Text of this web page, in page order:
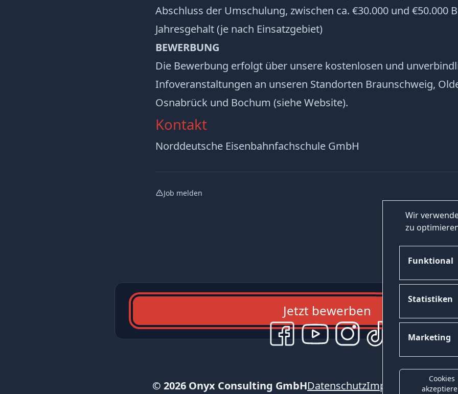
Wir
zu
Funktional
Statistiken
Marketing
Cookies
Abschluss der Umschulung, zwischen ca. €30.000 und €50.000
Jahresgehalt (je nach Einsatzgebiet)
BEWERBUNG
Die Bewerbung erfolgt über unsere kostenlosen und
Infoveranstaltungen an unseren Standorten Braunschweig,
Osnabrück und Bochum (siehe Website).
Kontakt
Norddeutsche Eisenbahnfachschule GmbH
Job melden
Jetzt bewerben
DatenschutzImpressum Kontakt
© 2026 Onyx Consulting GmbH